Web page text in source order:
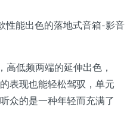
高低频两端的延伸出色，
表现也能轻松驾驭，单元
众的是一种年轻而充满了